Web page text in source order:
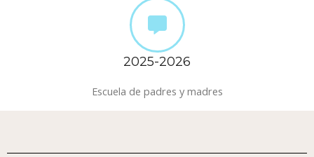
2025-2026
Escuela de padres y madres